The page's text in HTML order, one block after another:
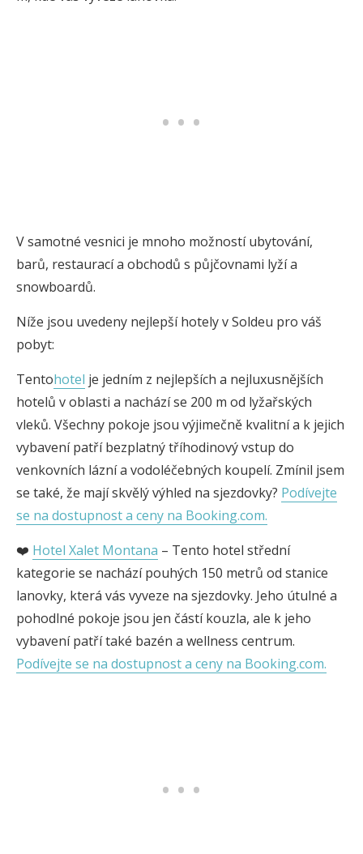
V samotné vesnici je mnoho možností ubytování,
barů, restaurací a obchodů s půjčovnami lyží a
snowboardů.
Níže jsou uvedeny nejlepší hotely v Soldeu pro váš
pobyt:
Tentohotel je jedním z nejlepších a nejluxusnějších
hotelů v oblasti a nachází se 200 m od lyžařských
vleků. Všechny pokoje jsou výjimečně kvalitní a k jejich
vybavení patří bezplatný tříhodinový vstup do
venkovních lázní a vodoléčebných koupelí. Zmínil jsem
se také, že mají skvělý výhled na sjezdovky? Podívejte
se na dostupnost a ceny na Booking.com.
❤️ Hotel Xalet Montana – Tento hotel střední
kategorie se nachází pouhých 150 metrů od stanice
lanovky, která vás vyveze na sjezdovky. Jeho útulné a
pohodlné pokoje jsou jen částí kouzla, ale k jeho
vybavení patří také bazén a wellness centrum.
Podívejte se na dostupnost a ceny na Booking.com.